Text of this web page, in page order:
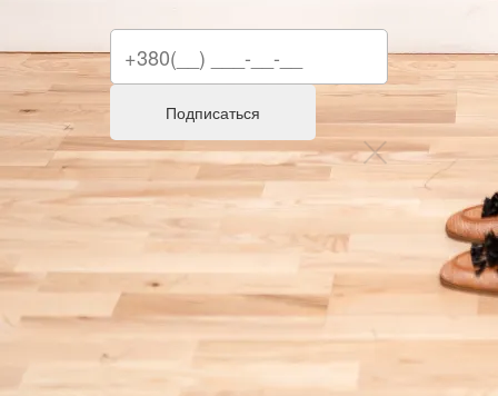
Подписаться